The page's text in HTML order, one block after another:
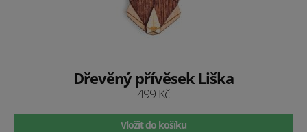
Dřevěný přívěsek Liška
499 Kč
Vložit do košíku